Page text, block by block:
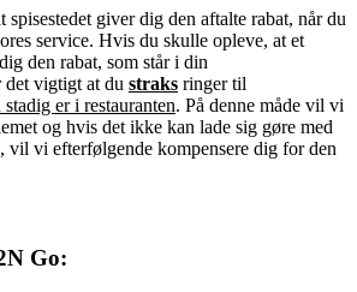
giver dig den aftalte rabat, når du
service. Hvis du skulle opleve, at et
den rabat, som står i din
vigtigt at du straks ringer til
stadig er i restauranten. På denne måde vil vi
og hvis det ikke kan lade sig gøre med
vi efterfølgende kompensere dig for den
Go: